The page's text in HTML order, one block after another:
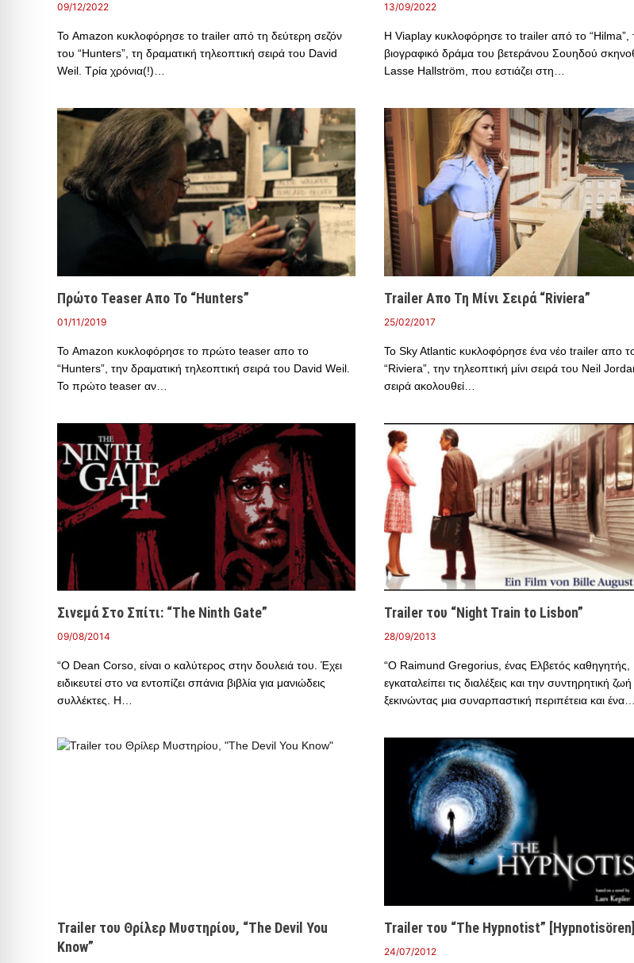
09/12/2022
Το Amazon κυκλοφόρησε το trailer από τη δεύτερη σεζόν
του “Hunters”, τη δραματική τηλεοπτική σειρά του David
Weil. Τρία χρόνια(!)…
13/09/2022
Η Viaplay κυκλοφόρησε το trailer από το “Hilma”,
βιογραφικό δράμα του βετεράνου Σουηδού
Lasse Hallström, που εστιάζει στη…
Πρώτο Teaser Απο Το “Hunters”
01/11/2019
Το Amazon κυκλοφόρησε το πρώτο teaser απο το
“Hunters”, την δραματική τηλεοπτική σειρά του David Weil.
Το πρώτο teaser αν…
Trailer Απο Τη Μίνι Σειρά “Riviera”
25/02/2017
Το Sky Atlantic κυκλοφόρησε ένα νέο trailer απο
“Riviera”, την τηλεοπτική μίνι σειρά του Neil
σειρά ακολουθεί…
Σινεμά Στο Σπίτι: “The Ninth Gate”
09/08/2014
“Ο Dean Corso, είναι ο καλύτερος στην δουλειά του. Έχει
ειδικευτεί στο να εντοπίζει σπάνια βιβλία για μανιώδεις
συλλέκτες. Η…
Trailer του “Night Train to Lisbon”
28/09/2013
“Ο Raimund Gregorius, ένας Ελβετός καθηγητής,
εγκαταλείπει τις διαλέξεις και την συντηρητική ζωή
ξεκινώντας μια συναρπαστική περιπέτεια και ένα…
Trailer του Θρίλερ Μυστηρίου, “The Devil You
Know”
Trailer του “The Hypnotist” [Hypnotisören]
24/07/2012